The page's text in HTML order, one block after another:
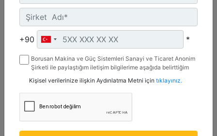
Maksimum Basınçta Tahrik Mili Torku :
Tahrik Yöntemi :
Gerotor Motor - Tekli Dişli Azaltma
Bağlantı Braketi Tasarımı :
+90 *
Borusan Makina ve Güç Sistemleri Sanayi ve Ticaret Anonim
Şirketi ile paylaştığım iletişim bilgilerime aşağıda belirttiğim
mesaj gönderilmesine izin veriyorum.
Kişisel verilerinize ilişkin Aydınlatma Metni için tıklayınız.